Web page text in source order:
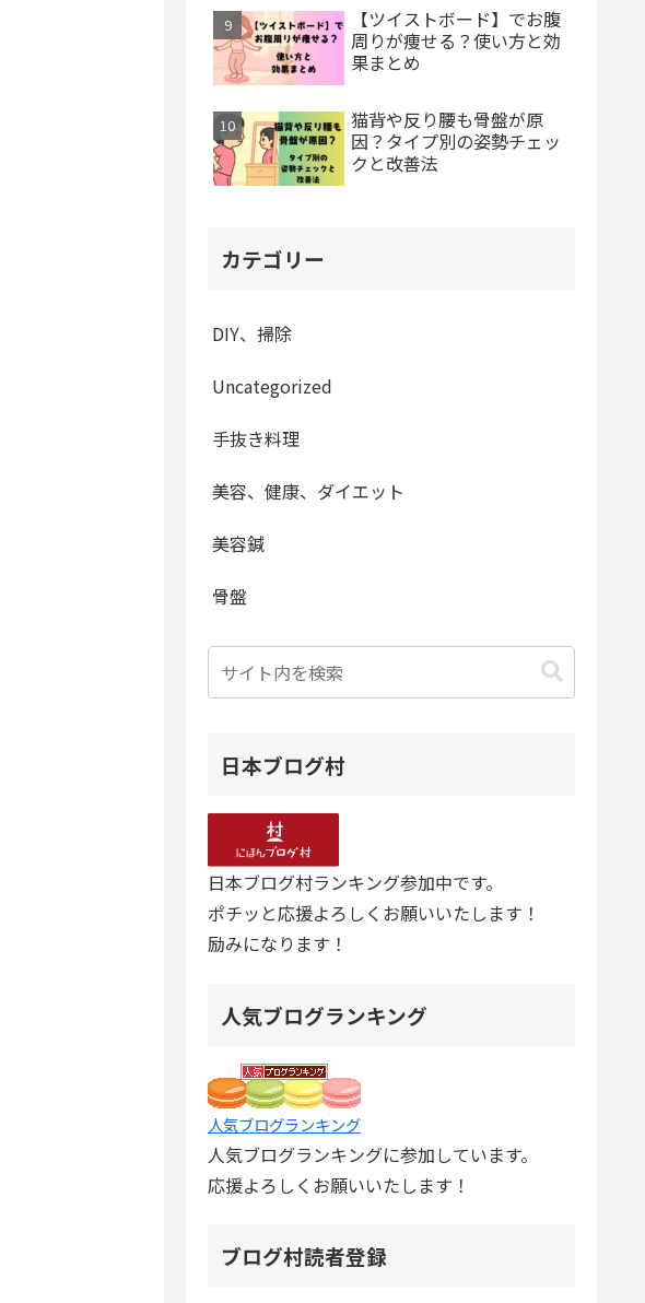
【ツイストボード】でお腹
周りが痩せる？使い方と効
果まとめ
猫背や反り腰も骨盤が原
因？タイプ別の姿勢チェッ
クと改善法
カテゴリー
DIY、掃除
Uncategorized
手抜き料理
美容、健康、ダイエット
美容鍼
骨盤
日本ブログ村
日本ブログ村ランキング参加中です。
ポチッと応援よろしくお願いいたします！
励みになります！
人気ブログランキング
人気ブログランキング
人気ブログランキングに参加しています。
応援よろしくお願いいたします！
ブログ村読者登録